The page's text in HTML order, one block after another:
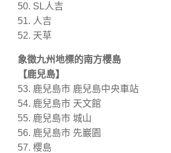
50. SL人吉
51. 人吉
52. 天草
象徵九州地標的南方櫻島
【鹿兒島】
53. 鹿兒島市 鹿兒島中央車站
54. 鹿兒島市 天文館
55. 鹿兒島市 城山
56. 鹿兒島市 先巖園
57. 櫻島